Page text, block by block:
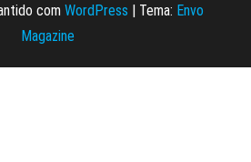
com WordPress | Tema: Envo
Magazine